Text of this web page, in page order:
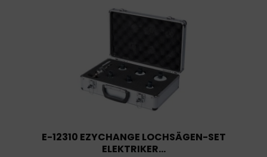
E-12310 EZYCHANGE LOCHSÄGEN-SET
ELEKTRIKER...